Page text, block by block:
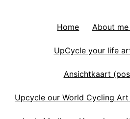
Home About me
UpCycle your life
Ansichtkaart
Upcycle our World Cycling